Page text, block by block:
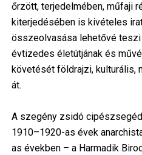
őrzött, terjedelmében, műfaji
kiterjedésében is kivételes
összeolvasása lehetővé teszi
évtizedes életútjának és
követését földrajzi, kulturális,
át.
A szegény zsidó
1910–1920-as évek
as években – a Harmadik